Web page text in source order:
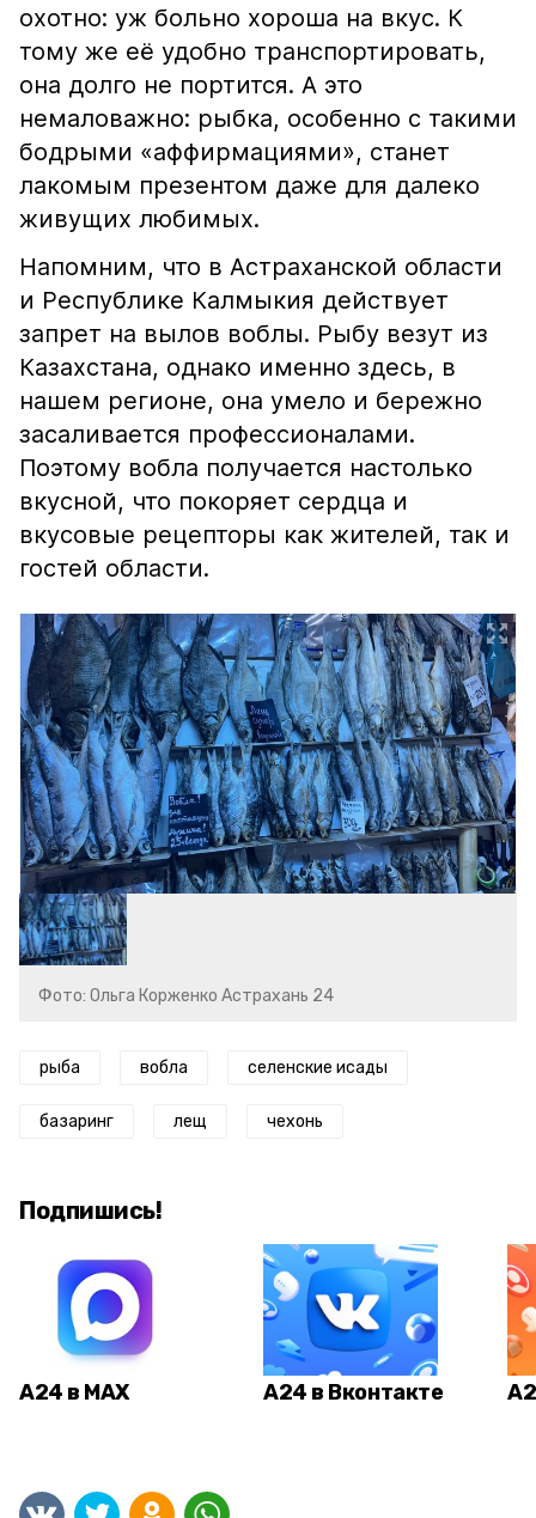
охотно: уж больно хороша на вкус. К
тому же её удобно транспортировать,
она долго не портится. А это
немаловажно: рыбка, особенно с такими
бодрыми «аффирмациями», станет
лакомым презентом даже для далеко
живущих любимых.
Напомним, что в Астраханской области
и Республике Калмыкия действует
запрет на вылов воблы. Рыбу везут из
Казахстана, однако именно здесь, в
нашем регионе, она умело и бережно
засаливается профессионалами.
Поэтому вобла получается настолько
вкусной, что покоряет сердца и
вкусовые рецепторы как жителей, так и
гостей области.
Фото: Ольга Корженко Астрахань 24
рыба вобла селенские исады
базаринг лещ чехонь
Подпишись!
А24 в MAX А24 в Вконтакте